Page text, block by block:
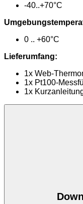
-40..+70°C
0 .. +60°C
Lieferumfang:
1x Web-
1x Pt100-
1x